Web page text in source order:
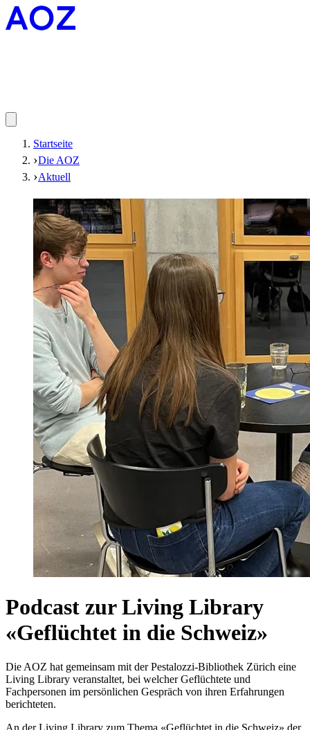
Startseite
Die AOZ
Aktuell
Podcast zur Living Library
«Geflüchtet in die Schweiz»
Die AOZ hat gemeinsam mit der Pestalozzi-Bibliothek Zürich eine
Living Library veranstaltet, bei welcher Geflüchtete und
Fachpersonen im persönlichen Gespräch von ihren Erfahrungen
berichteten.
An der Living Library zum Thema «Geflüchtet in die Schweiz» der